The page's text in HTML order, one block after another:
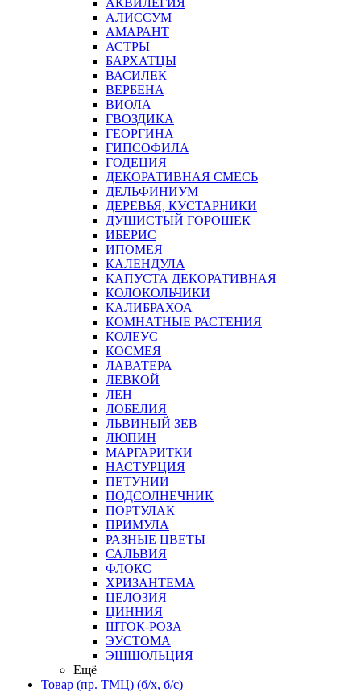
АКВИЛЕГИЯ
АЛИССУМ
АМАРАНТ
АСТРЫ
БАРХАТЦЫ
ВАСИЛЕК
ВЕРБЕНА
ВИОЛА
ГВОЗДИКА
ГЕОРГИНА
ГИПСОФИЛА
ГОДЕЦИЯ
ДЕКОРАТИВНАЯ СМЕСЬ
ДЕЛЬФИНИУМ
ДЕРЕВЬЯ, КУСТАРНИКИ
ДУШИСТЫЙ ГОРОШЕК
ИБЕРИС
ИПОМЕЯ
КАЛЕНДУЛА
КАПУСТА ДЕКОРАТИВНАЯ
КОЛОКОЛЬЧИКИ
КАЛИБРАХОА
КОМНАТНЫЕ РАСТЕНИЯ
КОЛЕУС
КОСМЕЯ
ЛАВАТЕРА
ЛЕВКОЙ
ЛЕН
ЛОБЕЛИЯ
ЛЬВИНЫЙ ЗЕВ
ЛЮПИН
МАРГАРИТКИ
НАСТУРЦИЯ
ПЕТУНИИ
ПОДСОЛНЕЧНИК
ПОРТУЛАК
ПРИМУЛА
РАЗНЫЕ ЦВЕТЫ
САЛЬВИЯ
ФЛОКС
ХРИЗАНТЕМА
ЦЕЛОЗИЯ
ЦИННИЯ
ШТОК-РОЗА
ЭУСТОМА
ЭШШОЛЬЦИЯ
Ещё
Товар (пр. ТМЦ) (б/х, б/с)